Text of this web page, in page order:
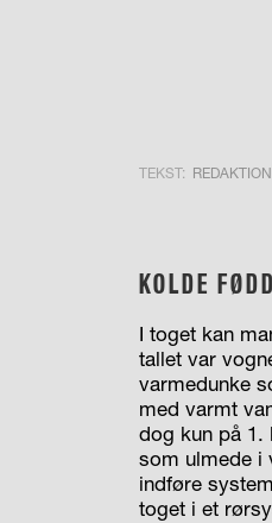
TEKST:
KOLDE
I toget kan
tallet var
varmedunke
med varmt
dog kun på 1.
som ulmede i
indføre
toget i et